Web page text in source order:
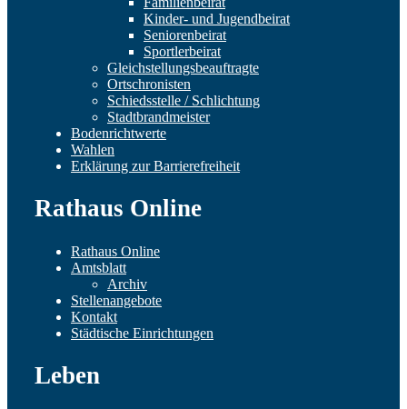
Kinder- und Jugendbeirat
Seniorenbeirat
Sportlerbeirat
Gleichstellungsbeauftragte
Ortschronisten
Schiedsstelle / Schlichtung
Stadtbrandmeister
Bodenrichtwerte
Wahlen
Erklärung zur Barrierefreiheit
Rathaus Online
Rathaus Online
Amtsblatt
Archiv
Stellenangebote
Kontakt
Städtische Einrichtungen
Leben